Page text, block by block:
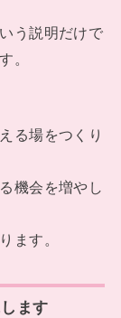
う説明だけで
。
る場をつくり
機会を増やし
ます。
ます